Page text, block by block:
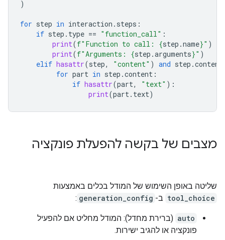
)
for step in interaction . steps :
if step . type == "function_call" :
print(f"Function to call: {step .name}" )
print(f"Arguments: {step .arguments}" )
elif hasattr(step, "content" ) and step .content
for part in step .content :
if hasattr(part, "text" ):
print(part. text)
מצבים של בקשה להפעלת פונקציה
שליטה באופן השימוש של המודל בכלים באמצעות
tool_choice ב- generation_config
:
auto (ברירת מחדל): המודל מחליט אם להפעיל
פונקציה או להגיב ישירות.